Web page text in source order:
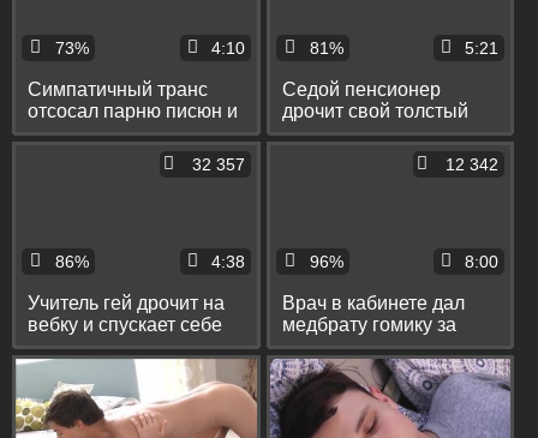
73% 4:10
Симпатичный транс
отсосал парню писюн и
принял его сперму в
81% 5:21
Седой пенсионер
дрочит свой толстый
хер пылесосом и
спускает сперму на пол
86%
32 357
4:38
Учитель гей дрочит на
вебку и спускает себе
на живот сперму
96%
12 342
8:00
Врач в кабинете дал
медбрату гомику за
щеку и спустил ему в
рот сперму